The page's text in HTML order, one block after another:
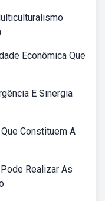
Econômica Que
E Sinergia
Constituem A
Realizar As